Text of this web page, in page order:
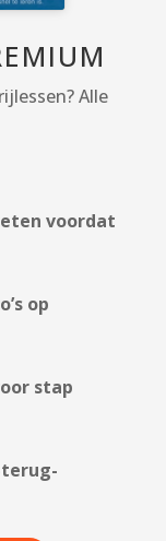
Alle
voordat
op
stap